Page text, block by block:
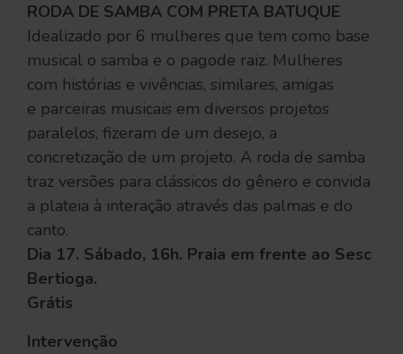
RODA DE SAMBA COM PRETA BATUQUE
Idealizado por 6 mulheres que tem como base
musical o samba e o pagode raiz. Mulheres
com histórias e vivências, similares, amigas
e parceiras musicais em diversos projetos
paralelos, fizeram de um desejo, a
concretização de um projeto. A roda de samba
traz versões para clássicos do gênero e convida
a plateia à interação através das palmas e do
canto.
Dia 17. Sábado, 16h. Praia em frente ao Sesc
Bertioga.
Grátis
Intervenção